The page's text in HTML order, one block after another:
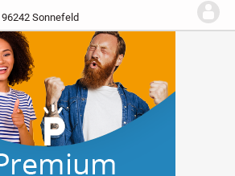
Sonnefeld dar und vereint herrschaftliche
Architektur mit modernstem
Wohnstandard.
Das...
96242 Sonnefeld